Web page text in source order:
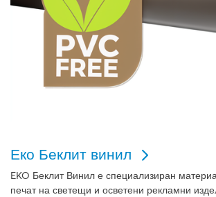
Еко Беклит винил
EKO Беклит Винил е специализиран
печат на светещи и осветени рекламни